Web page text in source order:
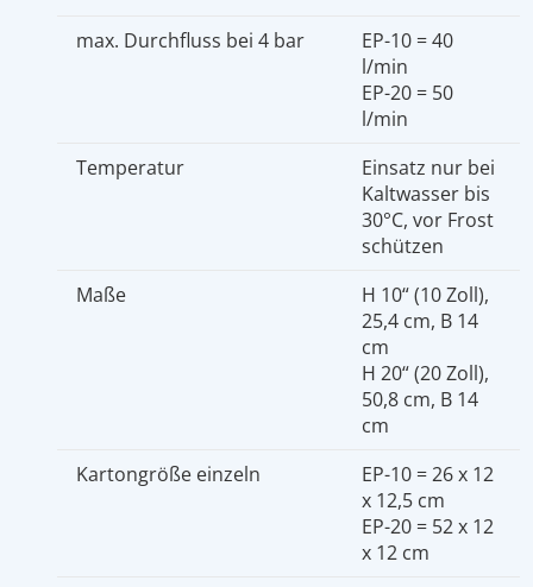
max. Durchfluss bei 4 bar
EP-10 = 40
l/min
EP-20 = 50
l/min
Temperatur
Einsatz nur bei
Kaltwasser bis
30°C, vor Frost
schützen
Maße
H 10“ (10 Zoll),
25,4 cm, B 14
cm
H 20“ (20 Zoll),
50,8 cm, B 14
cm
Kartongröße einzeln
EP-10 = 26 x 12
x 12,5 cm
EP-20 = 52 x 12
x 12 cm